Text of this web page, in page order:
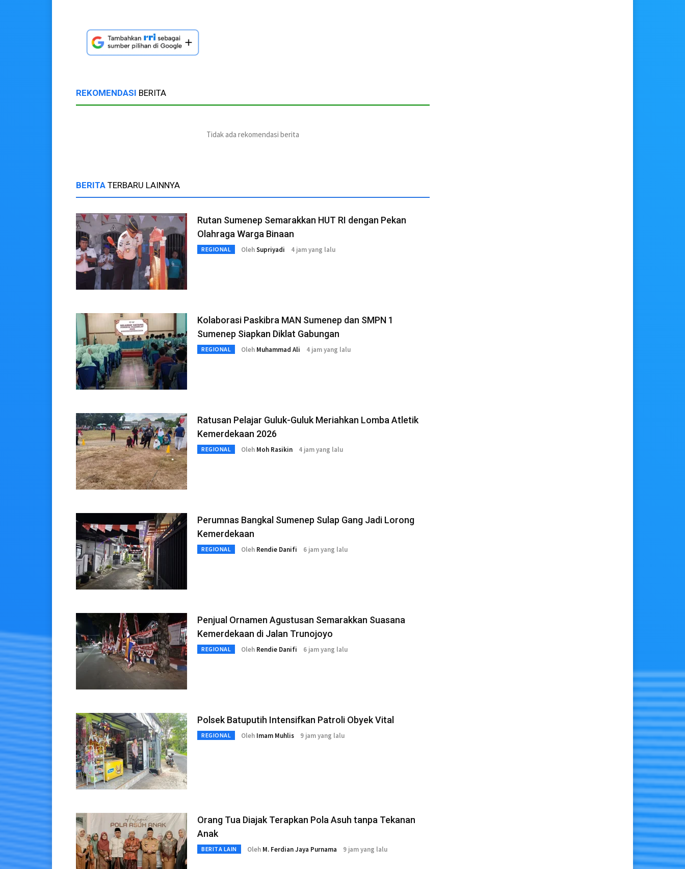
REKOMENDASI BERITA
Tidak ada rekomendasi berita
BERITA TERBARU LAINNYA
Rutan Sumenep Semarakkan HUT RI dengan Pekan
Olahraga Warga Binaan
REGIONAL OlehSupriyadi 4 jam yang lalu
Kolaborasi Paskibra MAN Sumenep dan SMPN 1
Sumenep Siapkan Diklat Gabungan
REGIONAL Oleh Muhammad Ali 4 jam yang lalu
Ratusan Pelajar Guluk-Guluk Meriahkan Lomba Atletik
Kemerdekaan 2026
REGIONAL Oleh Moh Rasikin 4 jam yang lalu
Perumnas Bangkal Sumenep Sulap Gang Jadi Lorong
Kemerdekaan
REGIONAL Oleh Rendie Danifi 6 jam yang lalu
Penjual Ornamen Agustusan Semarakkan Suasana
Kemerdekaan di Jalan Trunojoyo
REGIONAL Oleh Rendie Danifi 6 jam yang lalu
Polsek Batuputih Intensifkan Patroli Obyek Vital
REGIONAL Oleh Imam Muhlis 9 jam yang lalu
Orang Tua Diajak Terapkan Pola Asuh tanpa Tekanan
Anak
BERITA LAIN Oleh M. Ferdian Jaya Purnama 9 jam yang lalu